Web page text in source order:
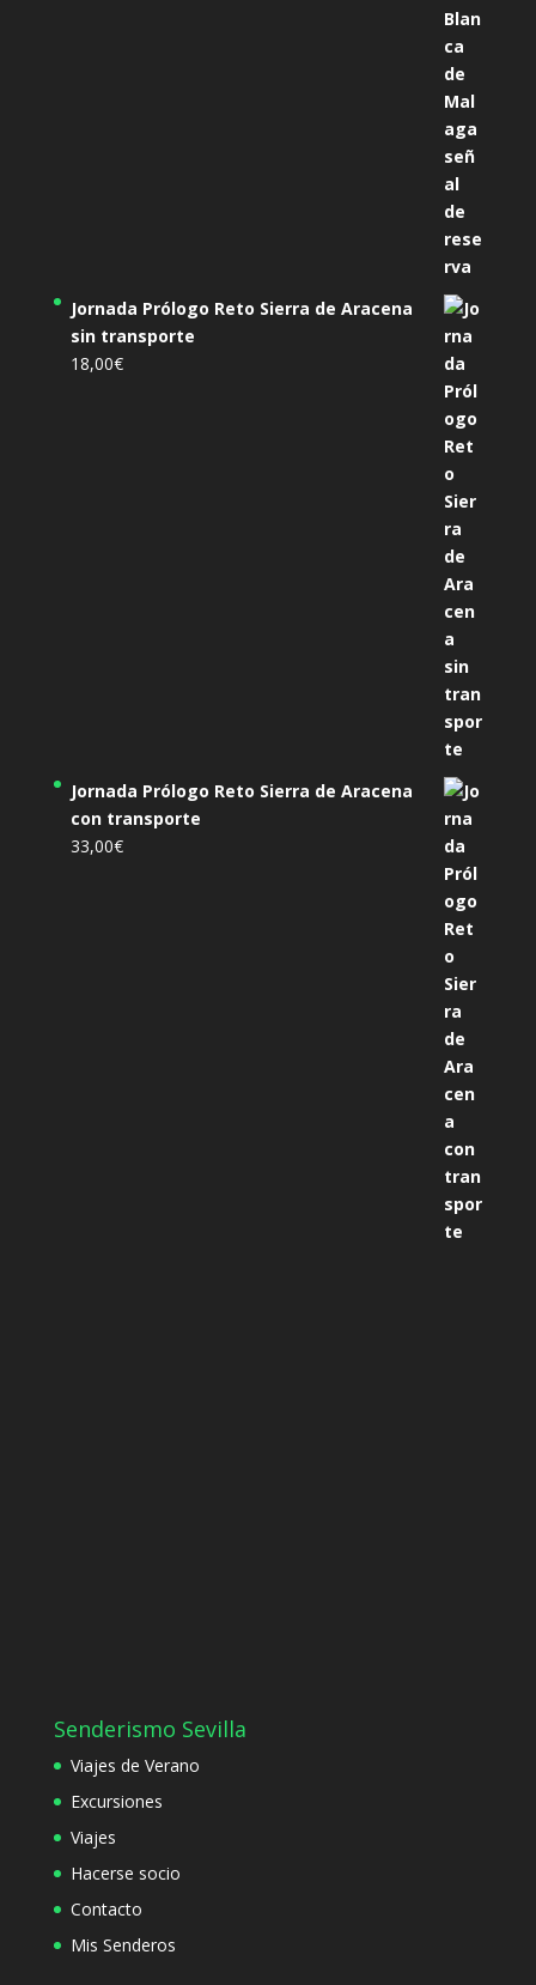
Jornada Prólogo Reto Sierra de Aracena
sin transporte
18,00€
Jornada Prólogo Reto Sierra de Aracena
con transporte
33,00€
Senderismo Sevilla
Viajes de Verano
Excursiones
Viajes
Hacerse socio
Contacto
Mis Senderos